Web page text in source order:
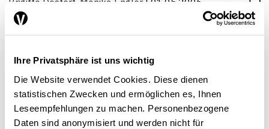
Ihre Privatsphäre ist uns wichtig
Die Website verwendet Cookies. Diese dienen
statistischen Zwecken und ermöglichen es, Ihnen
Leseempfehlungen zu machen. Personenbezogene
Daten sind anonymisiert und werden nicht für
Brigitte Dostert Monika Engler | 01.05.2006